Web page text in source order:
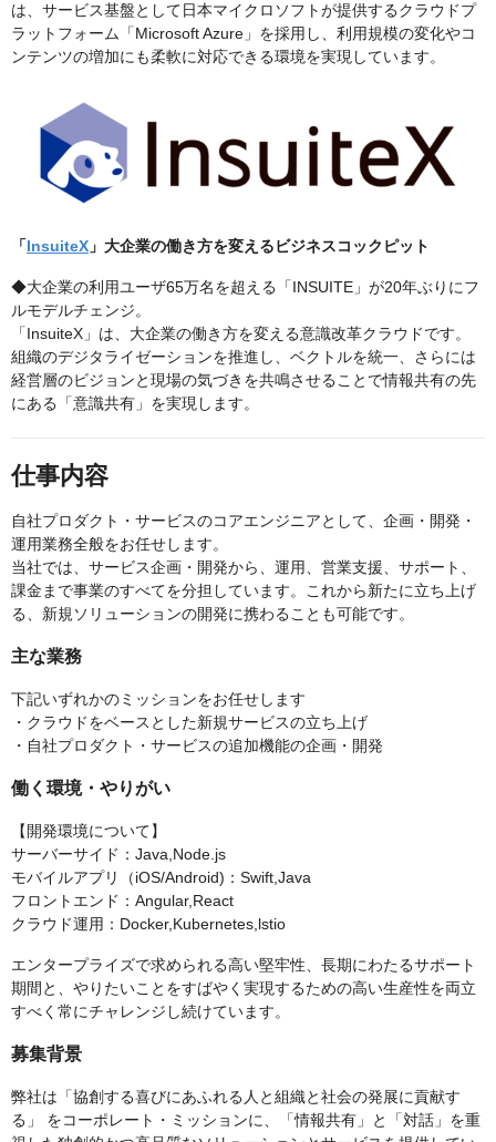
は、サービス基盤として日本マイクロソフトが提供するクラウドプ
ラットフォーム「Microsoft Azure」を採用し、利用規模の変化やコ
ンテンツの増加にも柔軟に対応できる環境を実現しています。
「InsuiteX 」大企業の働き方を変えるビジネスコックピット
◆大企業の利用ユーザ65万名を超える「INSUITE」が20年ぶりにフ
ルモデルチェンジ。
「InsuiteX」は、大企業の働き方を変える意識改革クラウドです。
組織のデジタライゼーションを推進し、ベクトルを統一、さらには
経営層のビジョンと現場の気づきを共鳴させることで情報共有の先
にある「意識共有」を実現します。
仕事内容
自社プロダクト・サービスのコアエンジニアとして、企画・開発・
運用業務全般をお任せします。
当社では、サービス企画・開発から、運用、営業支援、サポート、
課金まで事業のすべてを分担しています。これから新たに立ち上げ
る、新規ソリューションの開発に携わることも可能です。
主な業務
下記いずれかのミッションをお任せします
・クラウドをベースとした新規サービスの立ち上げ
・自社プロダクト・サービスの追加機能の企画・開発
働く環境・やりがい
【開発環境について】
サーバーサイド：Java,Node.js
モバイルアプリ（iOS/Android)：Swift,Java
フロントエンド：Angular,React
クラウド運用：Docker,Kubernetes,lstio
エンタープライズで求められる高い堅牢性、長期にわたるサポート
期間と、やりたいことをすばやく実現するための高い生産性を両立
すべく常にチャレンジし続けています。
募集背景
弊社は「協創する喜びにあふれる人と組織と社会の発展に貢献す
る」 をコーポレート・ミッションに、「情報共有」と「対話」を重